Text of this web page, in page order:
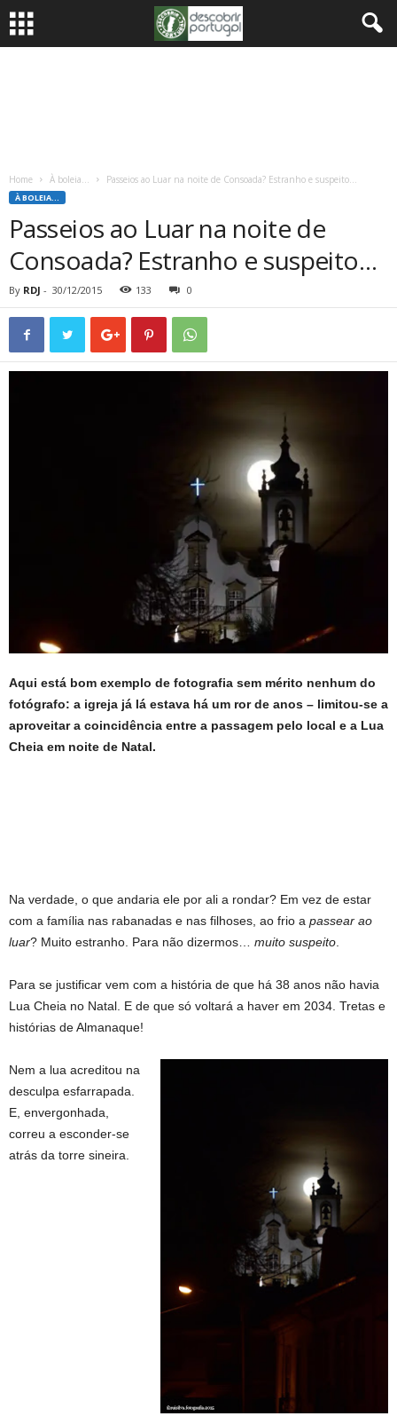
Home À boleia... Passeios ao Luar na noite de Consoada? Estranho e suspeito…
À BOLEIA...
Passeios ao Luar na noite de
Consoada? Estranho e suspeito…
By RDJ - 30/12/2015 133 0
Aqui está bom exemplo de fotografia sem mérito nenhum do
fotógrafo: a igreja já lá estava há um ror de anos – limitou-se a
aproveitar a coincidência entre a passagem pelo local e a Lua
Cheia em noite de Natal.
Na verdade, o que andaria ele por ali a rondar? Em vez de estar
com a família nas rabanadas e nas filhoses, ao frio a passear ao
luar? Muito estranho. Para não dizermos… muito suspeito
Para se justificar vem com a história de que há 38 anos não havia
Lua Cheia no Natal. E de que só voltará a haver em 2034. Tretas e
histórias de Almanaque!
Nem a lua acreditou na
desculpa esfarrapada.
E, envergonhada,
correu a esconder-se
atrás da torre sineira.